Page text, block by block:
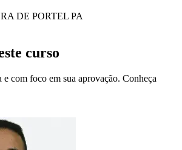
DE PORTEL PA
curso
e com foco em sua aprovação. Conheça